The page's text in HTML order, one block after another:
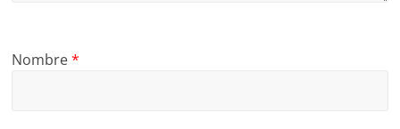
Nombre*